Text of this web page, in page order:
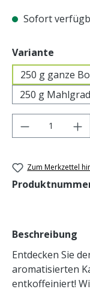
Sofort
Variante
250 g ganze
250 g
Produkt
Zum Merkzettel
Beschreibung
Entdecken Sie
aromatisierten
entkoffeiniert!